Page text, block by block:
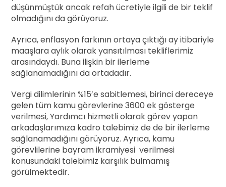
düşünmüştük ancak refah ücretiyle ilgili de bir teklif
olmadığını da görüyoruz.
Ayrıca, enflasyon farkının ortaya çıktığı ay itibariyle
maaşlara aylık olarak yansıtılması tekliflerimiz
arasındaydı. Buna ilişkin bir ilerleme
sağlanamadığını da ortadadır.
Vergi dilimlerinin %15’e sabitlemesi, birinci dereceye
gelen tüm kamu görevlerine 3600 ek gösterge
verilmesi, Yardımcı hizmetli olarak görev yapan
arkadaşlarımıza kadro talebimiz de de bir ilerleme
sağlanamadığını görüyoruz. Ayrıca, kamu
görevlilerine bayram ikramiyesi verilmesi
konusundaki talebimiz karşılık bulmamış
görülmektedir.